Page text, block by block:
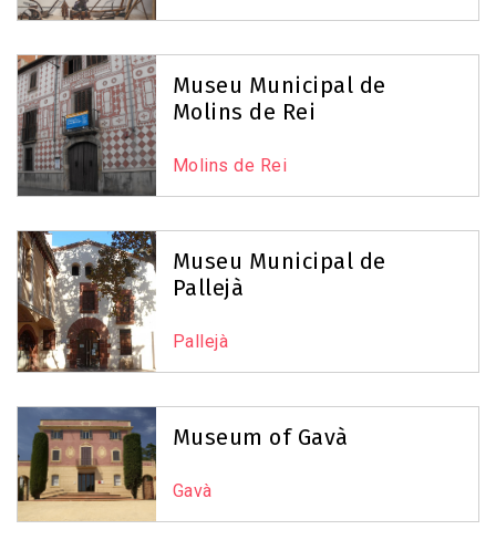
Museu Municipal de
Molins de Rei
Molins de Rei
Museu Municipal de
Pallejà
Pallejà
Museum of Gavà
Gavà